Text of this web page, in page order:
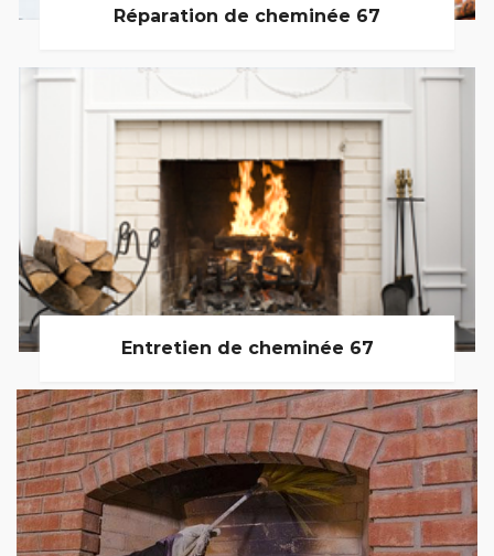
Réparation de cheminée 67
Entretien de cheminée 67